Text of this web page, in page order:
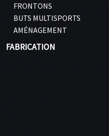
FRONTONS
BUTS MULTISPORTS
AMÉNAGEMENT
FABRICATION